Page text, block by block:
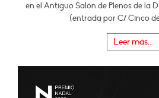
en el Antiguo Salón de Plenos de la
(entrada por C/ Cinco
Leer más...